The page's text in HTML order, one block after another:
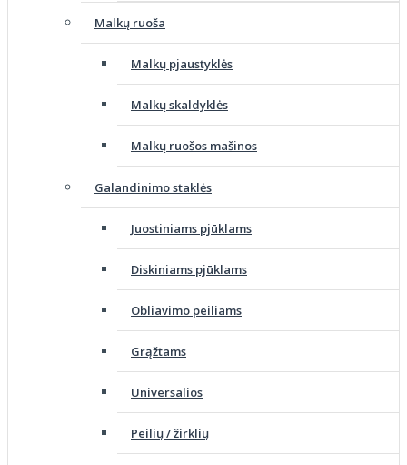
Malkų ruoša
Malkų pjaustyklės
Malkų skaldyklės
Malkų ruošos mašinos
Galandinimo staklės
Juostiniams pjūklams
Diskiniams pjūklams
Obliavimo peiliams
Grąžtams
Universalios
Peilių / žirklių